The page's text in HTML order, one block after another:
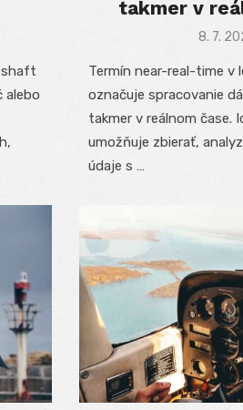
shaft
alebo
takmer v
Posted
8. 7.
Termín near-real-time v
označuje spracovanie
takmer v reálnom čase.
umožňuje zbierať,
údaje s …